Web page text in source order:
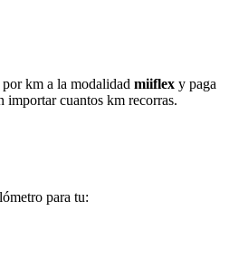
km a la modalidad miiflex y paga
importar cuantos km recorras.
para tu: